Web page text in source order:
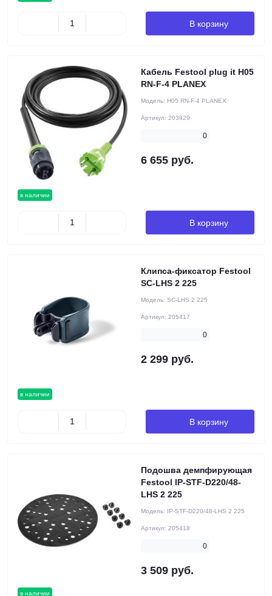
В корзину
в наличии
Кабель Festool plug it H05
RN-F-4 PLANEX
Модель: H05 RN-F-4 PLANEX
Артикул: 203929
0
6 655 руб.
В корзину
в наличии
Клипса-фиксатор Festool
SC-LHS 2 225
Модель: SC-LHS 2 225
Артикул: 205417
0
2 299 руб.
В корзину
в наличии
Подошва демпфирующая
Festool IP-STF-D220/48-
LHS 2 225
Модель: IP-STF-D220/48-LHS 2 225
Артикул: 205418
0
3 509 руб.